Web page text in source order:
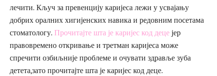
лечити. Кључ за превенцију каријеса лежи у усвајању
добрих оралних хигијенских навика и редовним посетама
стоматологу. Прочитајте шта је каријес код деце јер
правовремено откривање и третман каријеса може
спречити озбиљније проблеме и очувати здравље зуба
детета,зато прочитајте шта је каријес код деце.